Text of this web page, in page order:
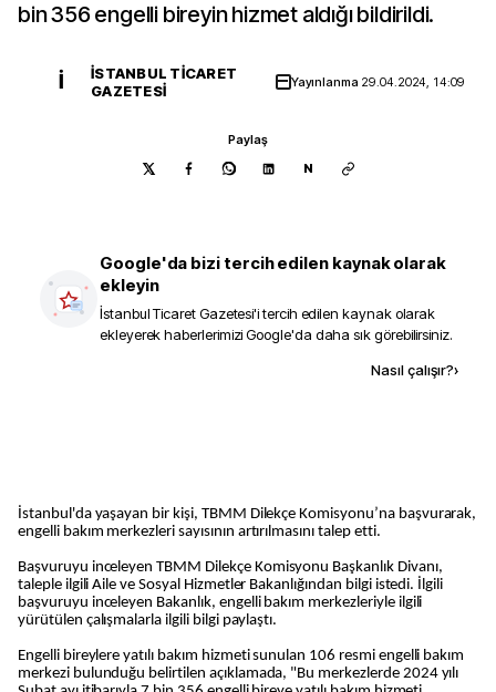
bin 356 engelli bireyin hizmet aldığı bildirildi.
İ
İSTANBUL TICARET
GAZETESI
Yayınlanma 29.04.2024, 14:09
Paylaş
N
Google'da bizi tercih edilen kaynak olarak
ekleyin
İstanbul Ticaret Gazetesi'i tercih edilen kaynak olarak
ekleyerek haberlerimizi Google'da daha sık görebilirsiniz.
Nasıl çalışır?›
İstanbul'da yaşayan bir kişi, TBMM Dilekçe Komisyonu’na başvurarak,
engelli bakım merkezleri sayısının artırılmasını talep etti.
Başvuruyu inceleyen TBMM Dilekçe Komisyonu Başkanlık Divanı,
taleple ilgili Aile ve Sosyal Hizmetler Bakanlığından bilgi istedi. İlgili
başvuruyu inceleyen Bakanlık, engelli bakım merkezleriyle ilgili
yürütülen çalışmalarla ilgili bilgi paylaştı.
Engelli bireylere yatılı bakım hizmeti sunulan 106 resmi engelli bakım
merkezi bulunduğu belirtilen açıklamada, "Bu merkezlerde 2024 yılı